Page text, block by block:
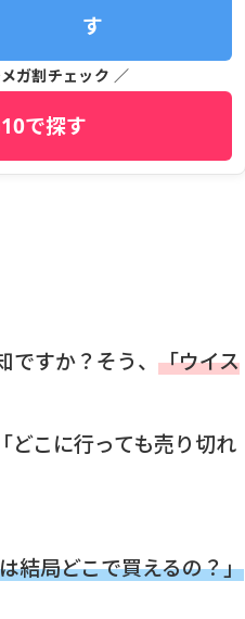
す
ガ割チェック ／
で探す
すか？そう、 「ウイス
どこに行っても売り切れ
結局どこで買えるの？」